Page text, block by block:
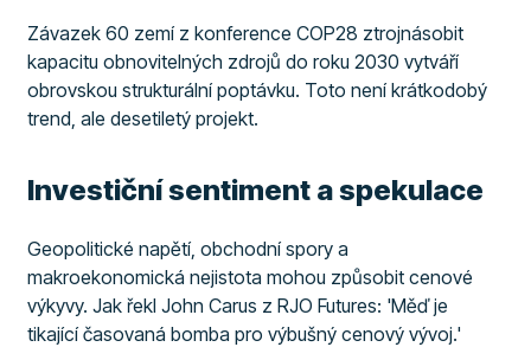
Závazek 60 zemí z konference COP28 ztrojnásobit
kapacitu obnovitelných zdrojů do roku 2030 vytváří
obrovskou strukturální poptávku. Toto není krátkodobý
trend, ale desetiletý projekt.
Investiční sentiment a spekulace
Geopolitické napětí, obchodní spory a
makroekonomická nejistota mohou způsobit cenové
výkyvy. Jak řekl John Carus z RJO Futures: 'Měď je
tikající časovaná bomba pro výbušný cenový vývoj.'